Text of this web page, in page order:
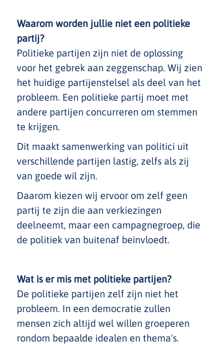
Waarom worden jullie niet een politieke
partij?
Politieke partijen zijn niet de oplossing
voor het gebrek aan zeggenschap. Wij zien
het huidige partijenstelsel als deel van het
probleem. Een politieke partij moet met
andere partijen concurreren om stemmen
te krijgen.
Dit maakt samenwerking van politici uit
verschillende partijen lastig, zelfs als zij
van goede wil zijn.
Daarom kiezen wij ervoor om zelf geen
partij te zijn die aan verkiezingen
deelneemt, maar een campagnegroep, die
de politiek van buitenaf beinvloedt.
Wat is er mis met politieke partijen?
De politieke partijen zelf zijn niet het
probleem. In een democratie zullen
mensen zich altijd wel willen groeperen
rondom bepaalde idealen en thema's.